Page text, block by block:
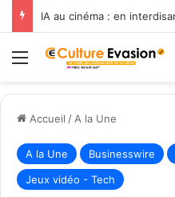
Menu
Accueil / A la Une
A la Une Businesswire
Jeux vidéo - Tech